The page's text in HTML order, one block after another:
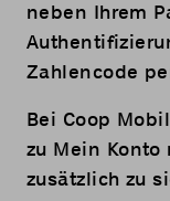
neben Ihrem
Zahlencode
Bei Coop
zu Mein Konto
zusätzlich zu